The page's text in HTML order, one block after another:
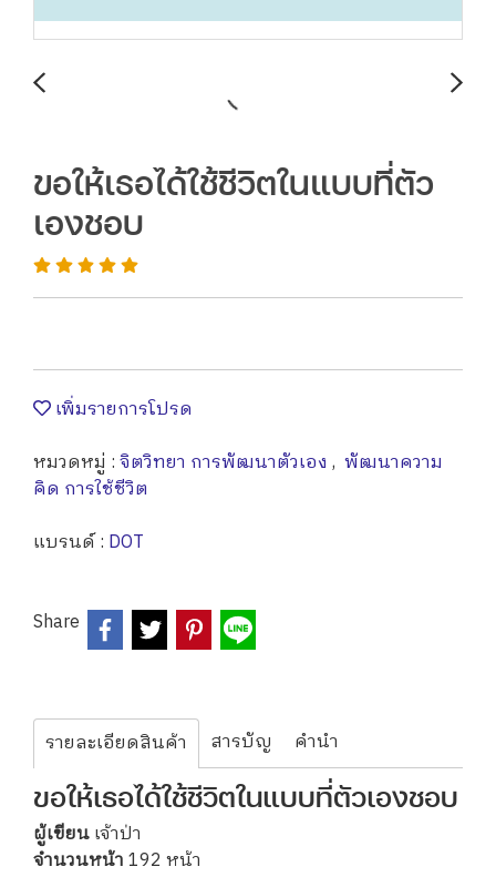
ขอให้เธอได้ใช้ชีวิตในแบบที่ตัว
เองชอบ
เพิ่มรายการโปรด
หมวดหมู่ :จิตวิทยา การพัฒนาตัวเอง , พัฒนาความ
คิด การใช้ชีวิต
แบรนด์ : DOT
Share
รายละเอียดสินค้า สารบัญ คำนำ
ขอให้เธอได้ใช้ชีวิตในแบบที่ตัวเองชอบ
ผู้เขียนเจ้าป่า
จำนวนหน้า192 หน้า